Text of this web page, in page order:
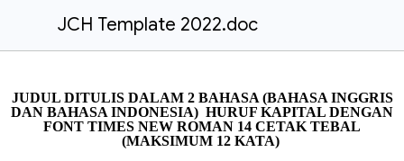
JCH Template 2022.doc
JUDUL DITULIS DALAM 2 BAHASA (BAHASA INGGRIS
DAN BAHASA INDONESIA) HURUF KAPITAL DENGAN
FONT TIMES NEW ROMAN 14 CETAK TEBAL
(MAKSIMUM 12 KATA)